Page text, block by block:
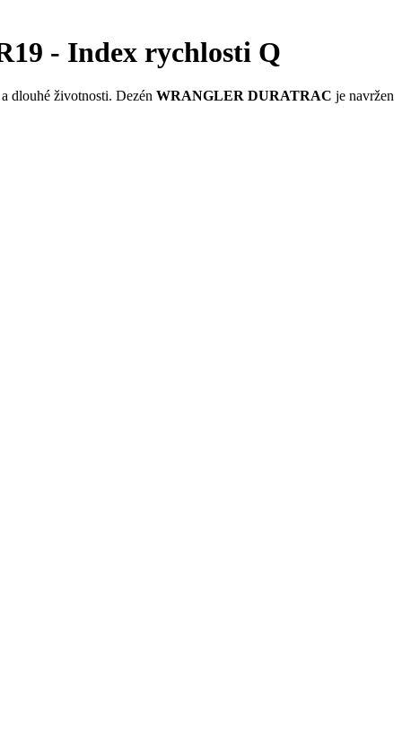
- Index rychlosti Q
dlouhé životnosti. Dezén WRANGLER DURATRAC je navržen